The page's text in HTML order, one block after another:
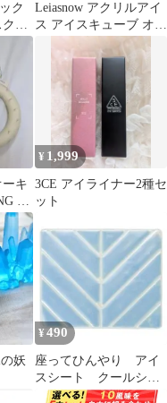
ク
ー
然
Leiasnow アクリルアイ
ス アイスキューブ オブ
ジェ 約200粒(透明)
キ
キ
¥ 1,999
3CE アイライナー2種セ
ット
妖
¥ 490
座ってひんやり アイ
スシート クールシー
ト ひんやりシート